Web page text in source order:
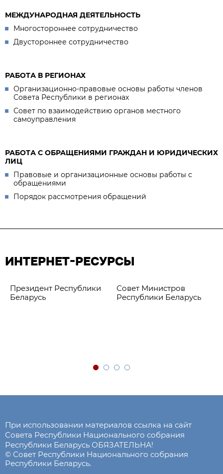
МЕЖДУНАРОДНАЯ ДЕЯТЕЛЬНОСТЬ
Многостороннее сотрудничество
Двустороннее сотрудничество
РАБОТА В РЕГИОНАХ
Организационно-правовые основы работы членов
Совета Республики в регионах
Совет по взаимодействию органов местного
самоуправления
РАБОТА С ОБРАЩЕНИЯМИ ГРАЖДАН И ЮРИДИЧЕСКИХ
ЛИЦ
Правовые и организационные основы работы с
обращениями
Порядок рассмотрения обращений
ИНТЕРНЕТ-РЕСУРСЫ
Президент Республики
Беларусь
Совет Министров
Республики Беларусь
При использовании материалов ссылка на сайт
Совета Республики Национального собрания
Республики Беларусь ОБЯЗАТЕЛЬНА!
© Совет Республики Национального собрания
Республики Беларусь.